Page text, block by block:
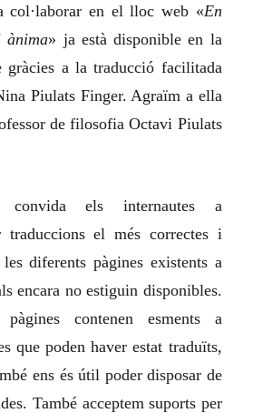
col·laborar en el lloc web «En
ànima» ja està disponible en la
gràcies a la traducció facilitada
Piulats Finger. Agraïm a ella
de filosofia Octavi Piulats
convida els internautes a
traduccions el més correctes i
diferents pàgines existents a
encara no estiguin disponibles.
contenen esments a
que poden haver estat traduïts,
ens és útil poder disposar de
També acceptem suports per